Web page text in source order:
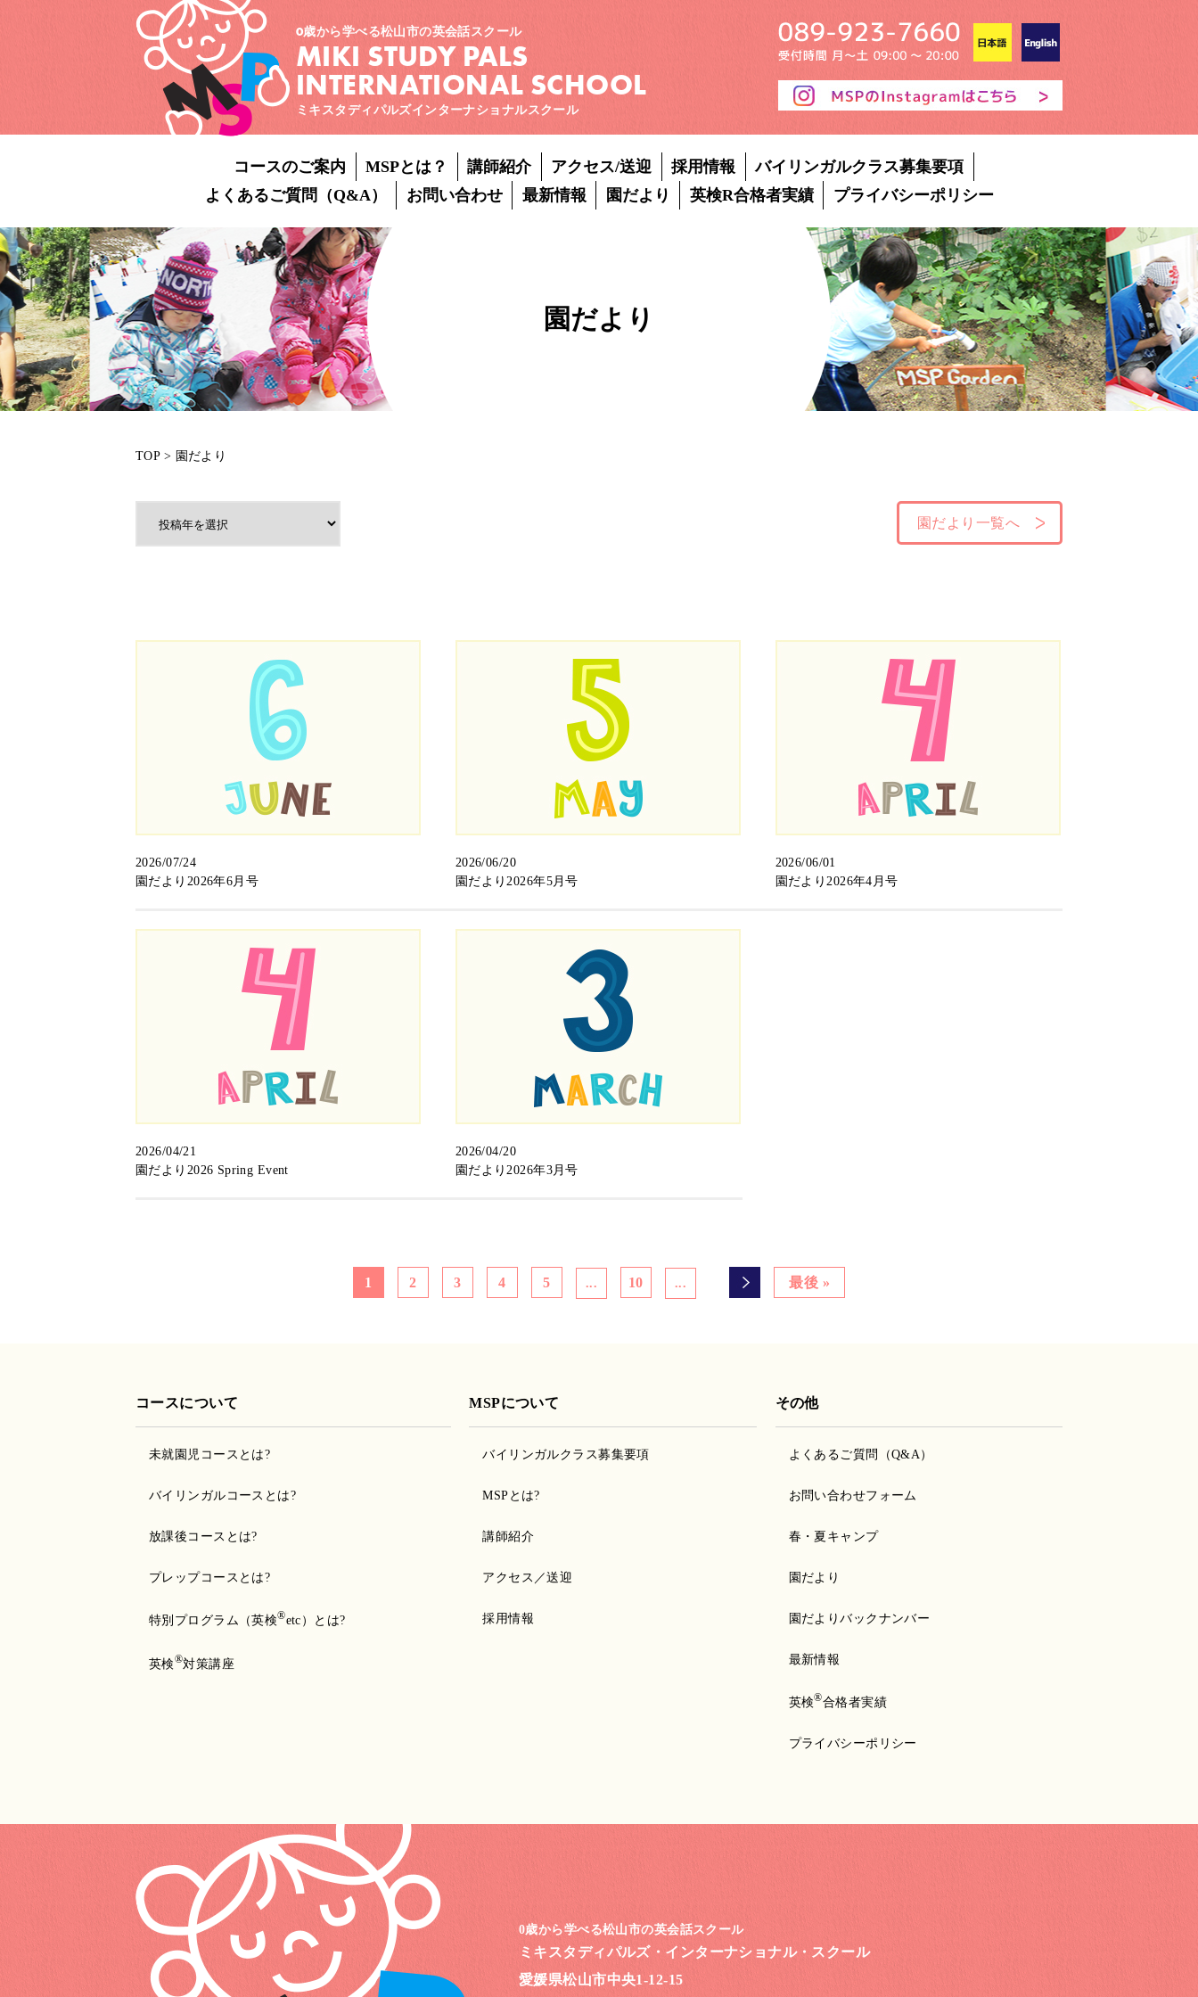
0歳から学べる松山市の英会話スクール
MIKI STUDY PALS
INTERNATIONAL SCHOOL
ミキスタディパルズインターナショナルスクール
コースのご案内 MSPとは？ 講師紹介 アクセス/送迎 採用情報
バイリンガルクラス募集要項
よくあるご質問（Q&A）
お問い合わせ 最新情報 園だより 英検R合格者実績 プライバシーポリシー
園だより
TOP> 園だより
園だより一覧へ
2026/07/24
園だより2026年6月号
2026/06/20
園だより2026年5月号
2026/06/01
園だより2026年4月号
2026/04/21
園だより2026 Spring Event
2026/04/20
園だより2026年3月号
1 2 3 4 5 ... 10 ... 最後 »
コースについて
未就園児コースとは?
バイリンガルコースとは?
放課後コースとは?
プレップコースとは?
特別プログラム（英検®etc）とは?
英検®対策講座
MSPについて
バイリンガルクラス募集要項
MSPとは?
講師紹介
アクセス／送迎
採用情報
その他
よくあるご質問（Q&A）
お問い合わせフォーム
春・夏キャンプ
園だより
園だよりバックナンバー
最新情報
英検®合格者実績
プライバシーポリシー
0歳から学べる松山市の英会話スクール
ミキスタディパルズ・ インターナショナル・スクール
愛媛県松山市中央1-12-15